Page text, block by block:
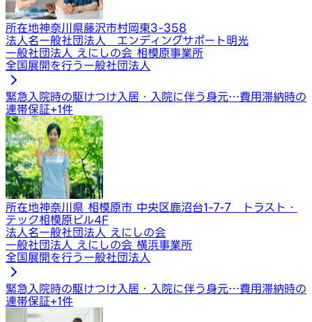
所在地神奈川県藤沢市村岡東3-358
法人名一般社団法人 エンディングサポート明光
一般社団法人 えにしの会 相模原事業所
全国展開を行う一般社団法人
緊急入院時の駆けつけ 入居・入院に伴う身元…費用滞納時の
連帯保証+1件
所在地神奈川県 相模原市 中央区鹿沼台1-7-7 トラスト・
テック相模原ビル4F
法人名一般社団法人 えにしの会
一般社団法人 えにしの会 横浜事業所
全国展開を行う一般社団法人
緊急入院時の駆けつけ 入居・入院に伴う身元…費用滞納時の
連帯保証+1件